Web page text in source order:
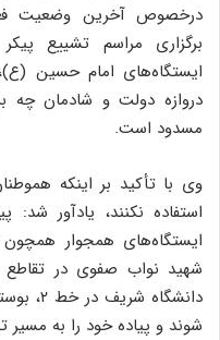
درخصوص آخرین وضعیت
برگزاری مراسم تشییع
ایستگاه‌های امام حسین (ع)،
دروازه دولت و شادمان چه
مسدود است.
وی با تأکید بر اینکه
استفاده نکنند، یادآور
شوند و پیاده خود را به مسیر